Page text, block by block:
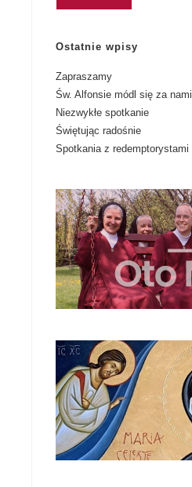
Ostatnie wpisy
Zapraszamy
Św. Alfonsie módl się za nami
Niezwykłe spotkanie
Świętując radośnie
Spotkania z redemptorystami